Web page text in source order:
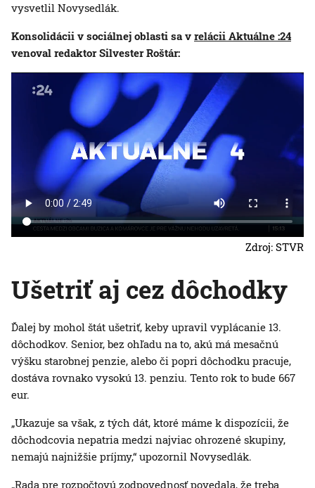
vysvetlil Novysedlák.
Konsolidácii v sociálnej oblasti sa v relácii Aktuálne :24
venoval redaktor Silvester Roštár:
Zdroj: STVR
Ušetriť aj cez dôchodky
Ďalej by mohol štát ušetriť, keby upravil vyplácanie 13.
dôchodkov. Senior, bez ohľadu na to, akú má mesačnú
výšku starobnej penzie, alebo či popri dôchodku pracuje,
dostáva rovnako vysokú 13. penziu. Tento rok to bude 667
eur.
„Ukazuje sa však, z tých dát, ktoré máme k dispozícii, že
dôchodcovia nepatria medzi najviac ohrozené skupiny,
nemajú najnižšie príjmy,“ upozornil Novysedlák.
„Rada pre rozpočtovú zodpovednosť povedala, že treba